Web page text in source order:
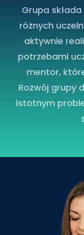
Grupa
różnych
aktywnie
potrzebami
mentor,
Rozwój grupy
istotnym